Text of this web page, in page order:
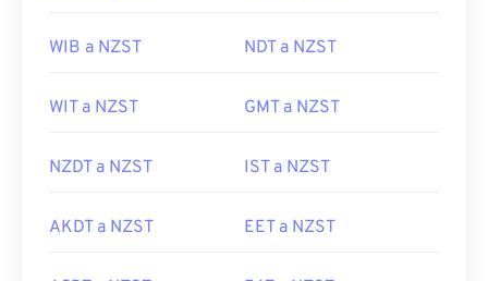
WIB a NZST NDT a NZST
WIT a NZST GMT a NZST
NZDT a NZST IST a NZST
AKDT a NZST EET a NZST